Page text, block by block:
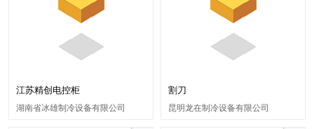
江苏精创电控柜
湖南省冰雄制冷设备有限公司
割刀
昆明龙在制冷设备有限公司